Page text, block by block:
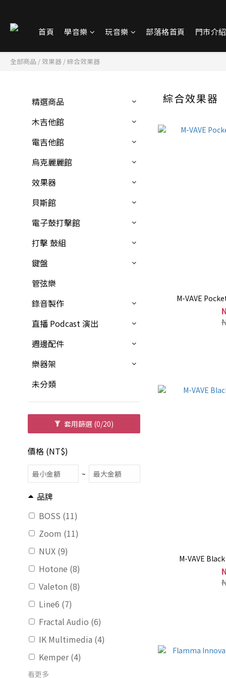
首頁 學音樂 玩音樂 部落格首頁 門市介紹
全部商品 / 效果器 /綜合效果器
精選商品
木吉他館
電吉他館
烏克麗麗館
效果器
貝斯館
電子鼓打擊館
打擊 鼓組
鍵盤
管弦樂
錄音製作
直播 Podcast 演出
週邊配件
樂器架
未分類
套用篩選 (0/20)
價格 (NT$)
~
品牌
BOSS (11)
Zoom (11)
NUX (9)
Hotone (8)
Valeton (8)
Line6 (7)
Fractal Audio (6)
IK Multimedia (4)
Kemper (4)
看更多
綜合效果器
M-VAVE
M-VAVE